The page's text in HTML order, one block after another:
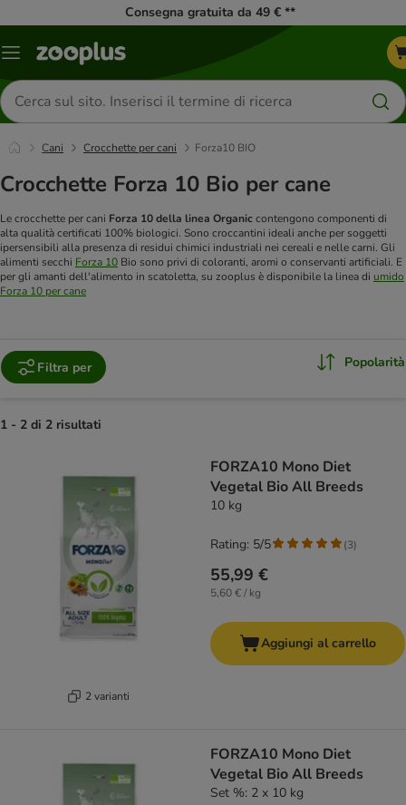
Consegna gratuita da 49 € **
Overview
Cerca
prodotti
Cani Crocchette per cani Forza10 BIO
Crocchette Forza 10 Bio per cane
Le crocchette per cani Forza 10 della linea Organiccontengono componenti di
alta qualità certificati 100% biologici. Sono croccantini ideali anche per soggetti
ipersensibili alla presenza di residui chimici industriali nei cereali e nelle carni. Gli
alimenti secchi Forza 10 Bio sono privi di coloranti, aromi o conservanti artificiali. E
per gli amanti dell'alimento in scatoletta, su zooplus è disponibile la linea di umido
Forza 10 per cane
Filtra per Popolarità
1 - 2 di 2 risultati
2 varianti
FORZA10 Mono Diet
Vegetal Bio All Breeds
10 kg
55,99 €
5,60 € / kg
Rating: 5/5 (3)
Aggiungi al carrello
FORZA10 Mono Diet
Vegetal Bio All Breeds
Set %: 2 x 10 kg